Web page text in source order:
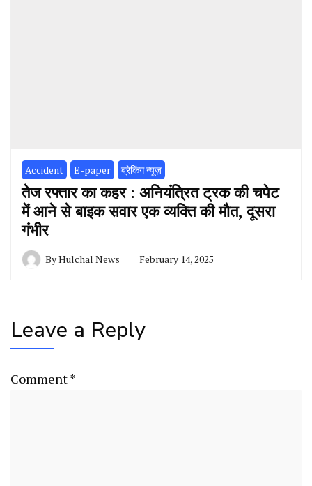
Accident E-paper ब्रेकिंग न्यूज़
तेज रफ्तार का कहर : अनियंत्रित ट्रक की चपेट
में आने से बाइक सवार एक व्यक्ति की मौत, दूसरा
गंभीर
ByHulchal News February 14, 2025
Leave a Reply
Comment*